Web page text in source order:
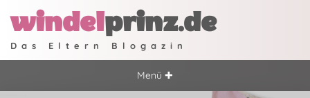
windelprinz.de
Das Eltern Blogazin
Menü ✚